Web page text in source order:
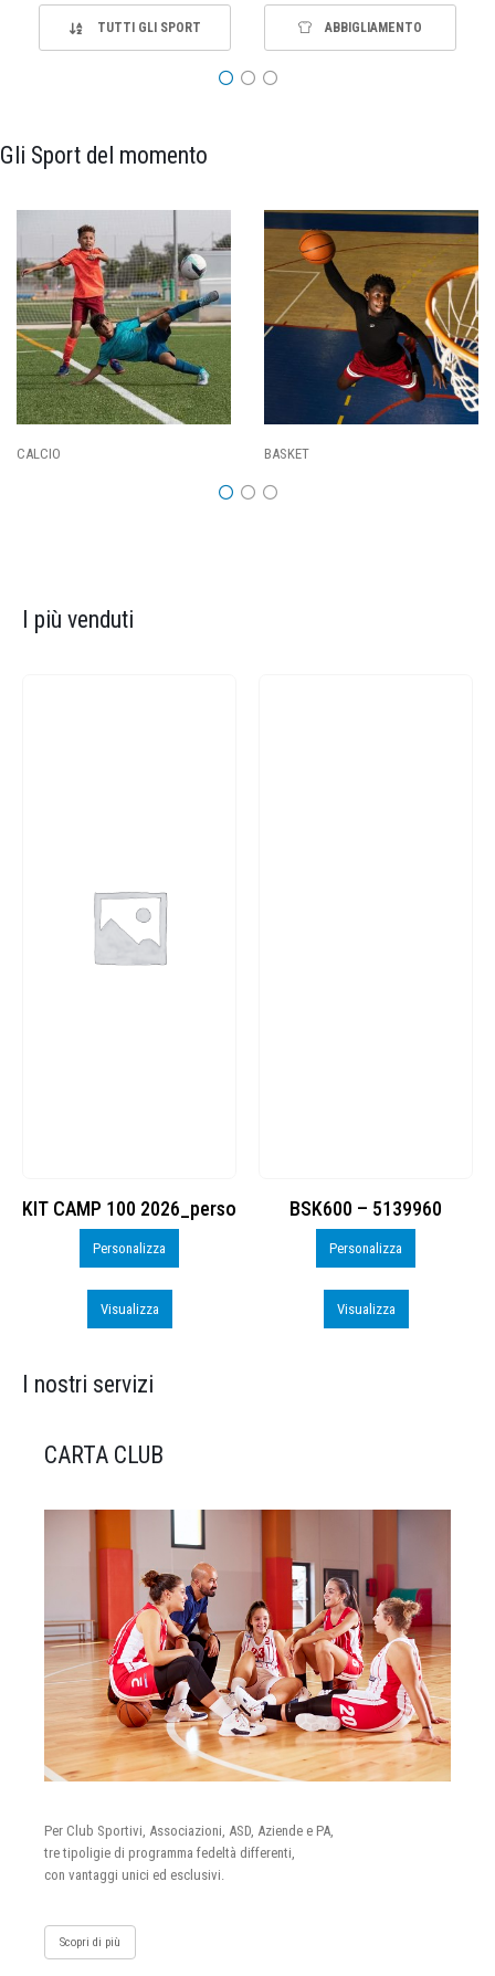
TUTTI GLI SPORT ABBIGLIAMENTO
Gli Sport del momento
PALLAVOLO RUGBY
I più venduti
KIT CAMP 100 2026_perso
Personalizza
Visualizza
BSK600 – 5139960
Personalizza
Visualizza
I nostri servizi
CARTA CLUB
Per Club Sportivi, Associazioni, ASD, Aziende e PA,
tre tipoligie di programma fedeltà differenti,
con vantaggi unici ed esclusivi.
Scopri di più